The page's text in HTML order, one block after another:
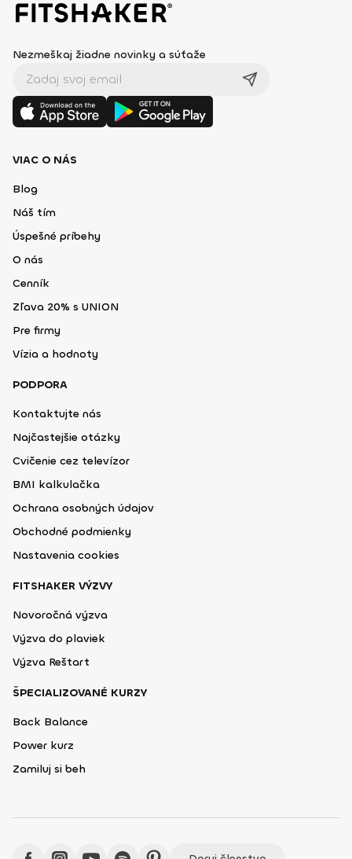
Nezmeškaj žiadne novinky a súťaže
VIAC O NÁS
Blog
Náš tím
Úspešné príbehy
O nás
Cenník
Zľava 20% s UNION
Pre firmy
Vízia a hodnoty
PODPORA
Kontaktujte nás
Najčastejšie otázky
Cvičenie cez televízor
BMI kalkulačka
Ochrana osobných údajov
Obchodné podmienky
Nastavenia cookies
FITSHAKER VÝZVY
Novoročná výzva
Výzva do plaviek
Výzva Reštart
ŠPECIALIZOVANÉ KURZY
Back Balance
Power kurz
Zamiluj si beh